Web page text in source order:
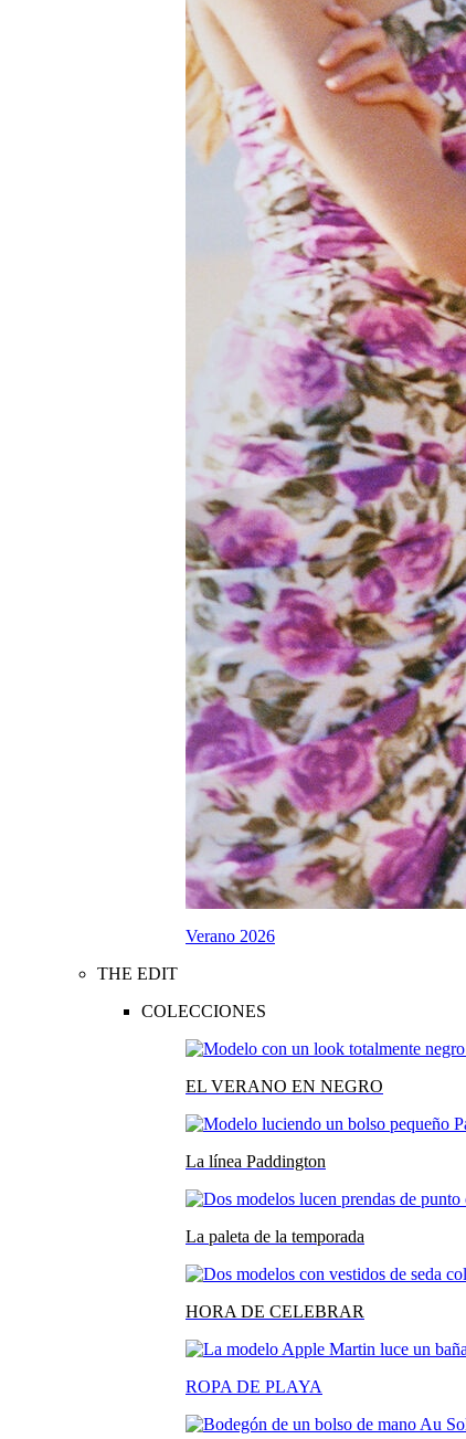
Verano 2026
THE EDIT
COLECCIONES
EL VERANO EN NEGRO
La línea Paddington
La paleta de la temporada
HORA DE CELEBRAR
ROPA DE PLAYA